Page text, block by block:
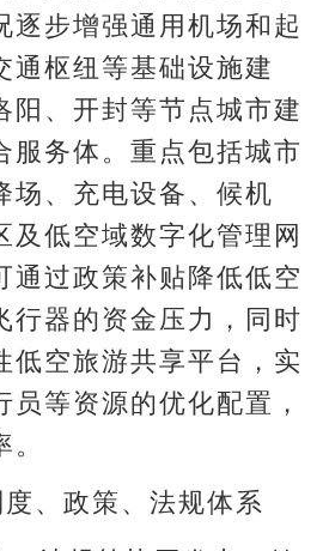
逐步增强通用机场和起
通枢纽等基础设施建
阳、开封等节点城市建
服务体。重点包括城市
场、充电设备、候机
及低空域数字化管理网
通过政策补贴降低低空
行器的资金压力，同时
低空旅游共享平台，实
员等资源的优化配置，
、政策、法规体系